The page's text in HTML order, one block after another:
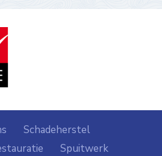
Schadeherstel
Spuitwerk